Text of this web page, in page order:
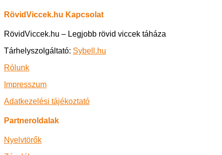
RövidViccek.hu Kapcsolat
RövidViccek.hu – Legjobb rövid viccek táháza
Tárhelyszolgáltató: Sybell.hu
Rólunk
Impresszum
Adatkezelési tájékoztató
Partneroldalak
Nyelvtörők